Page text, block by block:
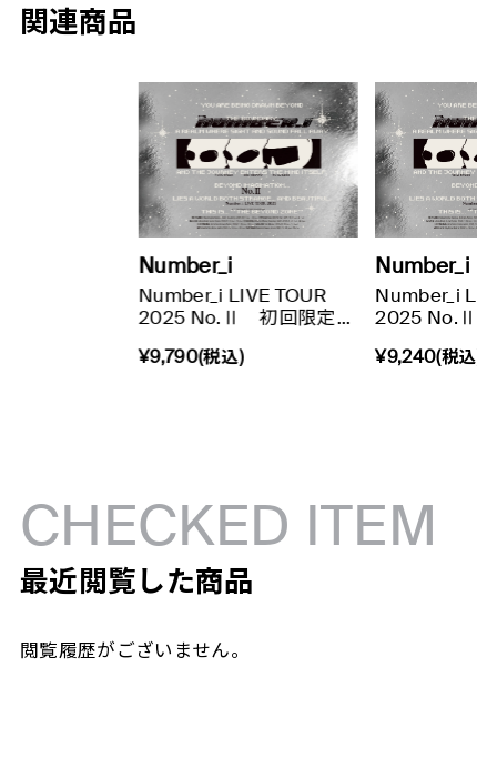
関連商品
Number_i
Number_i LIVE TOUR
2025 No.Ⅱ 初回限定...
¥9,790(税込)
Number_i
Number_i
2025 No.Ⅱ
¥9,240(税込)
CHECKED ITEM
最近閲覧した商品
閲覧履歴がございません。